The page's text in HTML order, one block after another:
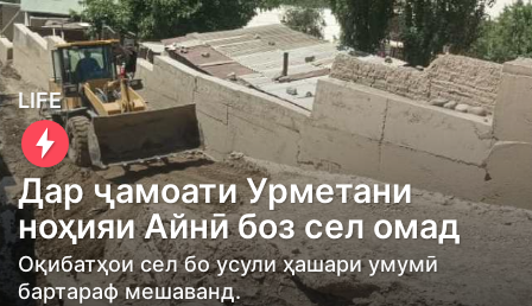
3
y
e
a
r
s
a
LIFE
Дар ҷамоати Урметани
ноҳияи Айнӣ боз сел омад
Оқибатҳои сел бо усули ҳашари умумӣ
бартараф мешаванд.